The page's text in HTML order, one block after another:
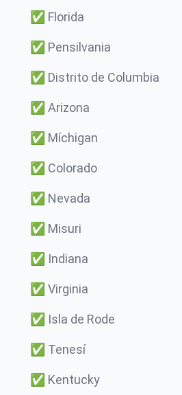
✅ Florida
✅ Pensilvania
✅ Distrito de Columbia
✅ Arizona
✅ Míchigan
✅ Colorado
✅ Nevada
✅ Misuri
✅ Indiana
✅ Virginia
✅ Isla de Rode
✅ Tenesí
✅ Kentucky